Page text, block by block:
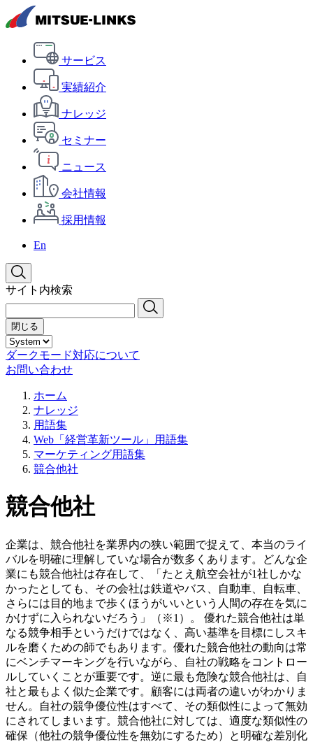
サービス
実績紹介
ナレッジ
セミナー
ニュース
会社情報
採用情報
En
サイト内検索
閉じる
ダークモード対応について
お問い合わせ
ホーム
ナレッジ
用語集
Web「経営革新ツール」用語集
マーケティング用語集
競合他社
競合他社
企業は、競合他社を業界内の狭い範囲で捉えて、本当のライ
バルを明確に理解していな場合が数多くあります。どんな企
業にも競合他社は存在して、「たとえ航空会社が1社しかな
かったとしても、その会社は鉄道やバス、自動車、自転車、
さらには目的地まで歩くほうがいいという人間の存在を気に
かけずに入られないだろう」（※1）。 優れた競合他社は単
なる競争相手というだけではなく、高い基準を目標にしスキ
ルを磨くための師でもあります。優れた競合他社の動向は常
にベンチマーキングを行いながら、自社の戦略をコントロー
ルしていくことが重要です。逆に最も危険な競合他社は、自
社と最もよく似た企業です。顧客には両者の違いがわかりま
せん。自社の競争優位性はすべて、その類似性によって無効
にされてしまいます。競合他社に対しては、適度な類似性の
確保（他社の競争優位性を無効にするため）と明確な差別化